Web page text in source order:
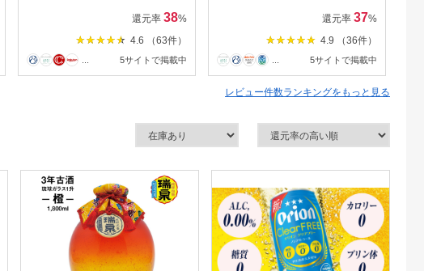
還元率 38%
4.6 （63件）
5サイトで掲載中
還元率 37%
4.9 （36件）
5サイトで掲載中
レビュー件数ランキングをもっと見る